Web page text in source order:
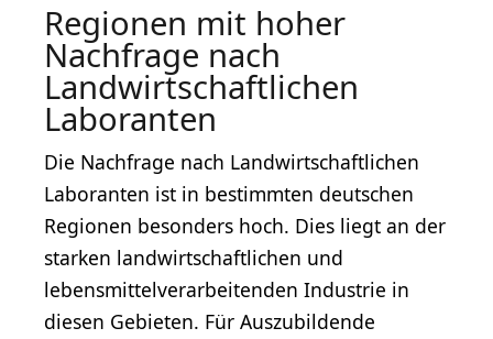
Regionen mit hoher
Nachfrage nach
Landwirtschaftlichen
Laboranten
Die Nachfrage nach Landwirtschaftlichen
Laboranten ist in bestimmten deutschen
Regionen besonders hoch. Dies liegt an der
starken landwirtschaftlichen und
lebensmittelverarbeitenden Industrie in
diesen Gebieten. Für Auszubildende